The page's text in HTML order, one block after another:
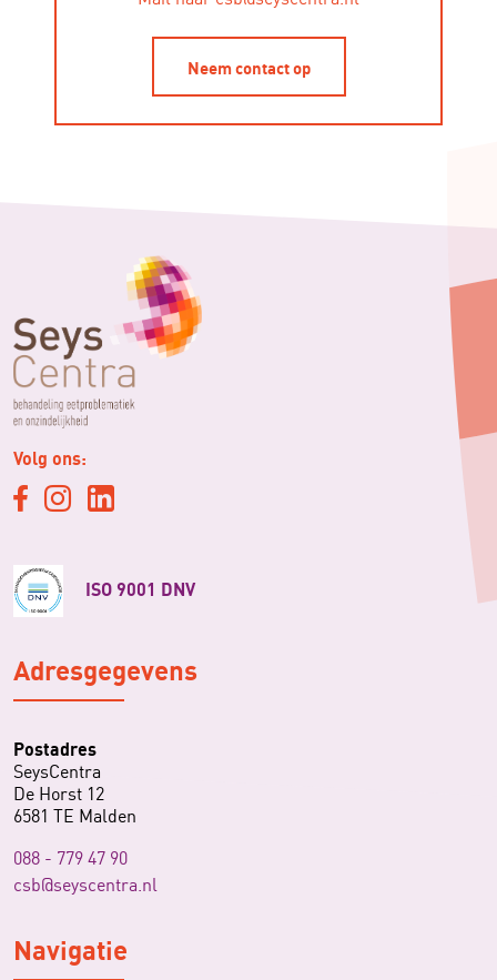
Neem contact op
Volg ons:
ISO 9001 DNV
Adresgegevens
Postadres
SeysCentra
De Horst 12
6581 TE Malden
088 - 779 47 90
csb@seyscentra.nl
Navigatie